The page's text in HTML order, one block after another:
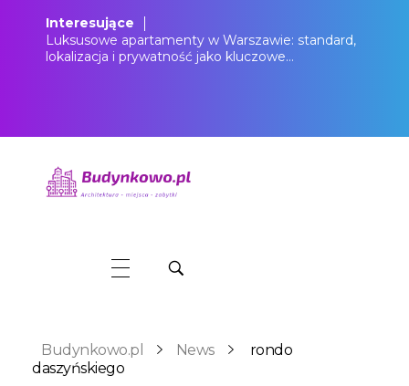
Interesujące
Luksusowe apartamenty w Warszawie: standard,
lokalizacja i prywatność jako kluczowe…
Budynkowo.pl News
rondo
daszyńskiego